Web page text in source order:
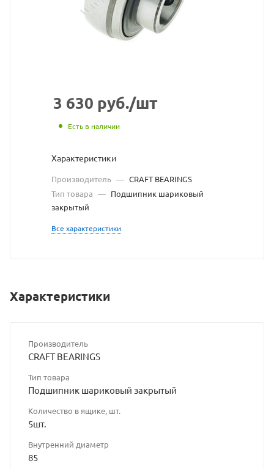
3 630 руб./шт
Есть в наличии
Характеристики
Производитель — CRAFT BEARINGS
Тип товара — Подшипник шариковый
закрытый
Все характеристики
Характеристики
Производитель
CRAFT BEARINGS
Тип товара
Подшипник шариковый закрытый
Количество в ящике, шт.
5шт.
Внутренний диаметр
85